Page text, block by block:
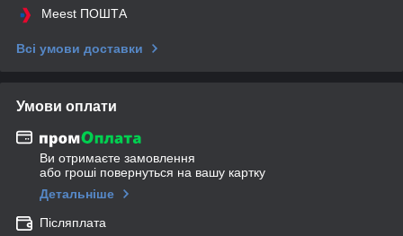
Meest ПОШТА
Всі умови доставки
Умови оплати
Ви отримаєте замовлення
або гроші повернуться на вашу картку
Детальніше
Післяплата